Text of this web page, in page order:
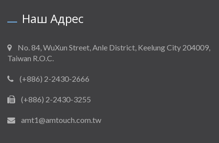
Наш Адрес
No. 84, WuXun Street, Anle District, Keelung City 204009,
Taiwan R.O.C.
(+886) 2-2430-2666
(+886) 2-2430-3255
amt1@amtouch.com.tw